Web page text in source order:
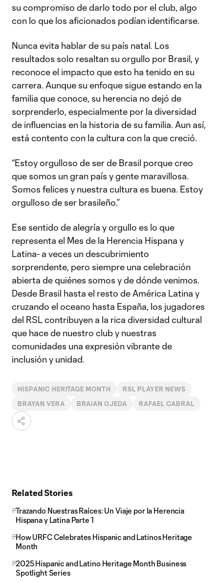
su compromiso de darlo todo por el club, algo
con lo que los aficionados podían identificarse.
Nunca evita hablar de su país natal. Los
resultados solo resaltan su orgullo por Brasil, y
reconoce el impacto que esto ha tenido en su
carrera. Aunque su enfoque sigue estando en la
familia que conoce, su herencia no dejó de
sorprenderlo, especialmente por la diversidad
de influencias en la historia de su familia. Aun así,
está contento con la cultura con la que creció.
“Estoy orgulloso de ser de Brasil porque creo
que somos un gran país y gente maravillosa.
Somos felices y nuestra cultura es buena. Estoy
orgulloso de ser brasileño.”
Ese sentido de alegría y orgullo es lo que
representa el Mes de la Herencia Hispana y
Latina- a veces un descubrimiento
sorprendente, pero siempre una celebración
abierta de quiénes somos y de dónde venimos.
Desde Brasil hasta el resto de América Latina y
cruzando el oceano hasta España, los jugadores
del RSL contribuyen a la rica diversidad cultural
que hace de nuestro club y nuestras
comunidades una expresión vibrante de
inclusión y unidad.
HISPANIC HERITAGE MONTH RSL PLAYER NEWS
BRAYAN VERA BRAIAN OJEDA RAFAEL CABRAL
Related Stories
Trazando Nuestras Raíces: Un Viaje por la Herencia
Hispana y Latina Parte 1
How URFC Celebrates Hispanic and Latinos Heritage
Month
2025 Hispanic and Latino Heritage Month Business
Spotlight Series